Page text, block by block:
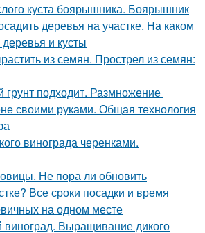
куста боярышника. Боярышник
деревья на участке. На каком
и кусты
из семян. Прострел из семян:
грунт подходит. Размножение
своими руками. Общая технология
винограда черенками.
Не пора ли обновить
Все сроки посадки и время
на одном месте
виноград. Выращивание дикого